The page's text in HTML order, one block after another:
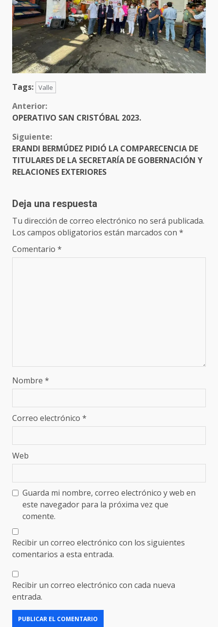
Tags: Valle
Sigue
Anterior:
OPERATIVO SAN CRISTÓBAL 2023.
Siguiente:
ERANDI BERMÚDEZ PIDIÓ LA COMPARECENCIA DE
TITULARES DE LA SECRETARÍA DE GOBERNACIÓN Y
RELACIONES EXTERIORES
Deja una respuesta
Tu dirección de correo electrónico no será publicada.
Los campos obligatorios están marcados con *
Comentario *
Nombre *
Correo electrónico *
Web
Guarda mi nombre, correo electrónico y web en
este navegador para la próxima vez que
comente.
Recibir un correo electrónico con los siguientes
comentarios a esta entrada.
Recibir un correo electrónico con cada nueva
entrada.